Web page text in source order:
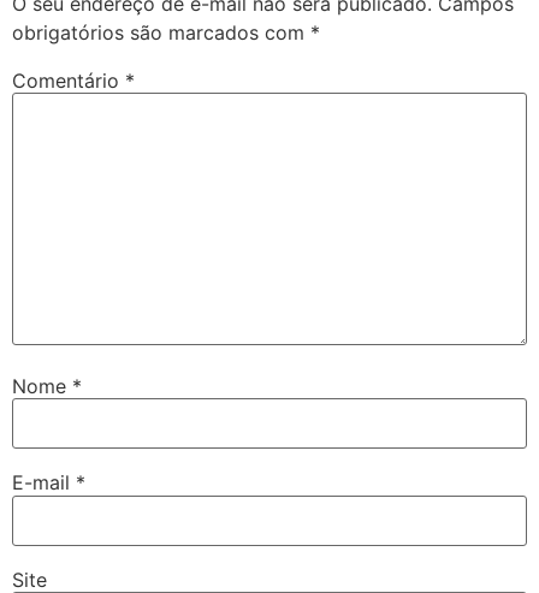
obrigatórios são marcados com *
Comentário *
Nome *
E-mail *
Site